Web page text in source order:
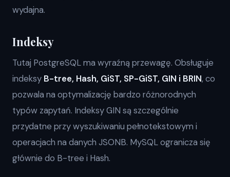
wydajna.
Indeksy
Tutaj PostgreSQL ma wyraźną przewagę. Obsługuje
indeksy B-tree, Hash, GiST, SP-GiST, GIN i BRIN, co
pozwala na optymalizację bardzo różnorodnych
typów zapytań. Indeksy GIN są szczególnie
przydatne przy wyszukiwaniu pełnotekstowym i
operacjach na danych JSONB. MySQL ogranicza się
głównie do B-tree i Hash.